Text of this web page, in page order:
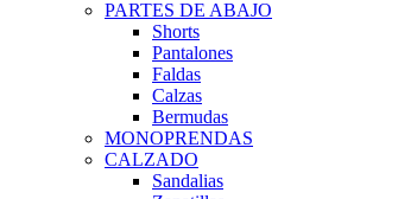
PARTES DE ABAJO
Shorts
Pantalones
Faldas
Calzas
Bermudas
MONOPRENDAS
CALZADO
Sandalias